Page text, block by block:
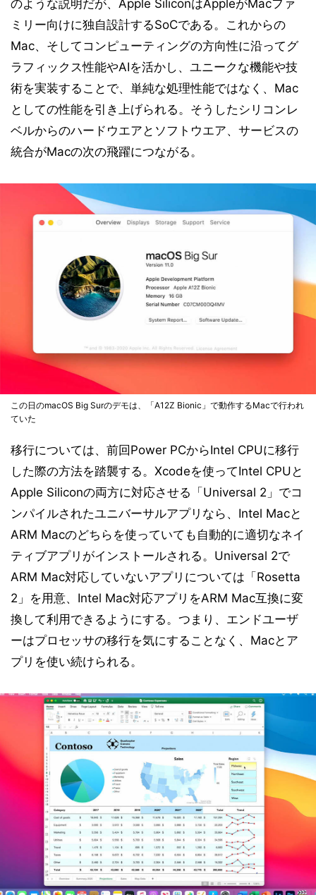
のような説明だが、Apple SiliconはAppleがMacファ
ミリー向けに独自設計するSoCである。これからの
Mac、そしてコンピューティングの方向性に沿ってグ
ラフィックス性能やAIを活かし、ユニークな機能や技
術を実装することで、単純な処理性能ではなく、Mac
としての性能を引き上げられる。そうしたシリコンレ
ベルからのハードウエアとソフトウエア、サービスの
統合がMacの次の飛躍につながる。
この日のmacOS Big Surのデモは、「A12Z Bionic」で動作するMacで行われ
ていた
移行については、前回Power PCからIntel CPUに移行
した際の方法を踏襲する。Xcodeを使ってIntel CPUと
Apple Siliconの両方に対応させる「Universal 2」でコ
ンパイルされたユニバーサルアプリなら、Intel Macと
ARM Macのどちらを使っていても自動的に適切なネイ
ティブアプリがインストールされる。Universal 2で
ARM Mac対応していないアプリについては「Rosetta
2」を用意、Intel Mac対応アプリをARM Mac互換に変
換して利用できるようにする。つまり、エンドユーザ
ーはプロセッサの移行を気にすることなく、Macとア
プリを使い続けられる。